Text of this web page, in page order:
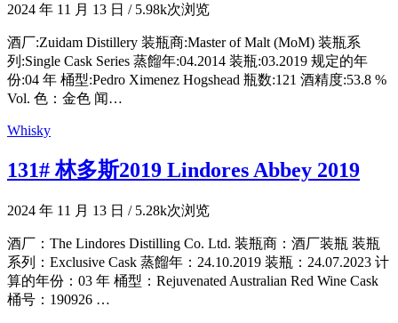
2024 年 11 月 13 日 /5.98k次浏览
酒厂:Zuidam Distillery 装瓶商:Master of Malt (MoM) 装瓶系
列:Single Cask Series 蒸餾年:04.2014 装瓶:03.2019 规定的年
份:04 年 桶型:Pedro Ximenez Hogshead 瓶数:121 酒精度:53.8 %
Vol. 色：金色 闻…
Whisky
131# 林多斯2019 Lindores Abbey 2019
2024 年 11 月 13 日 /5.28k次浏览
酒厂：The Lindores Distilling Co. Ltd. 装瓶商：酒厂装瓶 装瓶
系列：Exclusive Cask 蒸餾年：24.10.2019 装瓶：24.07.2023 计
算的年份：03 年 桶型：Rejuvenated Australian Red Wine Cask
桶号：190926 …